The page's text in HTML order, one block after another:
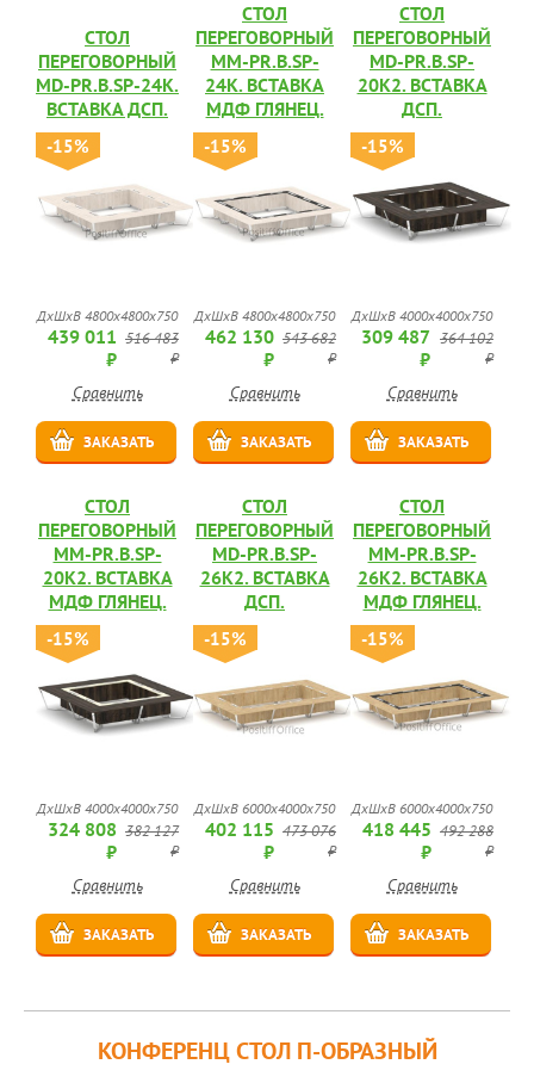
СТОЛ
ПЕРЕГОВОРНЫЙ
MD-PR.B.SP-24K.
ВСТАВКА ДСП.
-15%
ДхШхВ 4800х4800х750
439 011
₽
516 483
₽
Сравнить
ЗАКАЗАТЬ
СТОЛ
ПЕРЕГОВОРНЫЙ
MM-PR.B.SP-
24K. ВСТАВКА
МДФ ГЛЯНЕЦ.
-15%
ДхШхВ 4800х4800х750
462 130
₽
543 682
₽
Сравнить
ЗАКАЗАТЬ
СТОЛ
ПЕРЕГОВОРНЫЙ
MD-PR.B.SP-
20K2. ВСТАВКА
ДСП.
-15%
ДхШхВ 4000х4000х750
309 487
₽
364 102
₽
Сравнить
ЗАКАЗАТЬ
СТОЛ
ПЕРЕГОВОРНЫЙ
MM-PR.B.SP-
20K2. ВСТАВКА
МДФ ГЛЯНЕЦ.
-15%
ДхШхВ 4000х4000х750
324 808
₽
382 127
₽
Сравнить
ЗАКАЗАТЬ
СТОЛ
ПЕРЕГОВОРНЫЙ
MD-PR.B.SP-
26K2. ВСТАВКА
ДСП.
-15%
ДхШхВ 6000х4000х750
402 115
₽
473 076
₽
Сравнить
ЗАКАЗАТЬ
СТОЛ
ПЕРЕГОВОРНЫЙ
MM-PR.B.SP-
26K2. ВСТАВКА
МДФ ГЛЯНЕЦ.
-15%
ДхШхВ 6000х4000х750
418 445
₽
492 288
₽
Сравнить
ЗАКАЗАТЬ
КОНФЕРЕНЦ СТОЛ П-ОБРАЗНЫЙ